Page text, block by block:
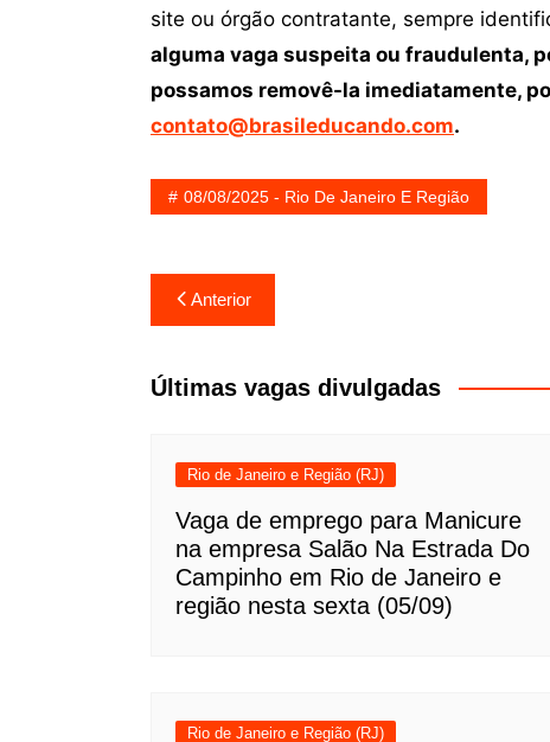
site ou órgão contratante, sempre
alguma vaga suspeita ou fraudulenta,
possamos removê-la imediatamente,
contato@brasileducando.com.
08/08/2025 - Rio De Janeiro E Região
Navegação
de
Post
Anterior
Últimas vagas divulgadas
Rio de Janeiro e Região (RJ)
Vaga de emprego para Manicure
na empresa Salão Na Estrada Do
Campinho em Rio de Janeiro e
região nesta sexta (05/09)
Rio de Janeiro e Região (RJ)